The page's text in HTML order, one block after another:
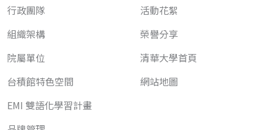
行政團隊
組織架構
院屬單位
台積館特色空間
EMI 雙語化學習計畫
活動花絮
榮譽分享
清華大學首頁
網站地圖